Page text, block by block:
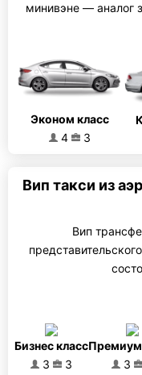
минивэне — аналог
Эконом класс
4
3
Вип такси из
Вип
Бизнес класс
3
3
Премиум
3